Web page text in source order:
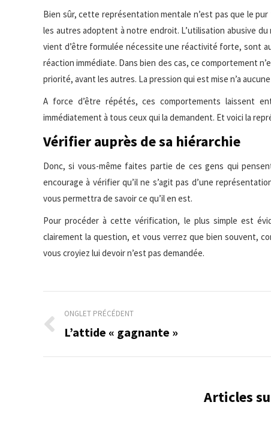
Bien sûr, cette représentation mentale n’est pas que le
les autres adoptent à notre endroit. L’utilisation abusive
vient d’être formulée nécessite une réactivité forte, sont
réaction immédiate. Dans bien des cas, ce comportement
priorité, avant les autres. La pression qui est mise n’a
A force d’être répétés, ces comportements laissent
immédiatement à tous ceux qui la demandent. Et voici la
Vérifier auprès de sa hiérarchie
Donc, si vous-même faites partie de ces gens qui
encourage à vérifier qu’il ne s’agit pas d’une
vous permettra de savoir ce qu’il en est.
Pour procéder à cette vérification, le plus simple est
clairement la question, et vous verrez que bien souvent,
vous croyiez lui devoir n’est pas demandée.
Navigation
de
commentaire
ONGLET PRÉCÉDENT
Onglet
L’attide « gagnante »
Articles